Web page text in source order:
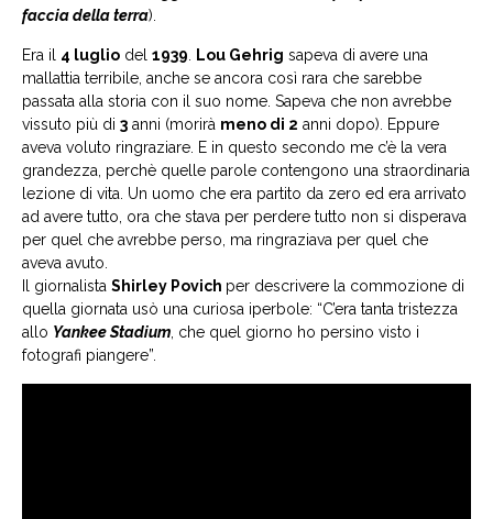
faccia della terra).
Era il 4 luglio del 1939 Lou Gehrig sapeva di avere una
mallattia terribile, anche se ancora così rara che sarebbe
passata alla storia con il suo nome. Sapeva che non avrebbe
vissuto più di 3 anni (morirà meno di 2 anni dopo). Eppure
aveva voluto ringraziare. E in questo secondo me c’è la vera
grandezza, perchè quelle parole contengono una straordinaria
lezione di vita. Un uomo che era partito da zero ed era arrivato
ad avere tutto, ora che stava per perdere tutto non si disperava
per quel che avrebbe perso, ma ringraziava per quel che
aveva avuto.
Il giornalista Shirley Povich per descrivere la commozione di
quella giornata usò una curiosa iperbole: “C’era tanta tristezza
allo Yankee Stadium , che quel giorno ho persino visto i
fotografi piangere”.